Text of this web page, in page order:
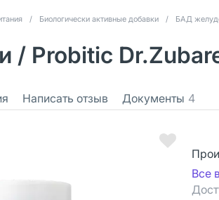
/ Биологически активные добавки / БАД
/ Probitic
Написать отзыв Документы 4
Все